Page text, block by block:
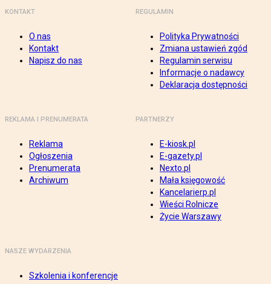
KONTAKT
O nas
Kontakt
Napisz do nas
REGULAMIN
Polityka Prywatności
Zmiana ustawień zgód
Regulamin serwisu
Informacje o nadawcy
Deklaracja dostępności
REKLAMA I PRENUMERATA
Reklama
Ogłoszenia
Prenumerata
Archiwum
PARTNERZY
E-kiosk.pl
E-gazety.pl
Nexto.pl
Mała księgowość
Kancelarierp.pl
Wieści Rolnicze
Życie Warszawy
NASZE WYDARZENIA
Szkolenia i konferencje